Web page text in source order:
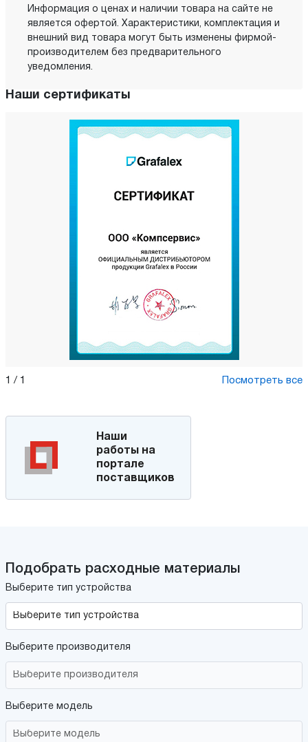
Информация о ценах и наличии товара на сайте не
является офертой. Характеристики, комплектация и
внешний вид товара могут быть изменены фирмой-
производителем без предварительного
уведомления.
Наши сертификаты
1 / 1 Посмотреть все
Наши
работы на
портале
поставщиков
Подобрать расходные материалы
Выберите тип устройства
Выберите производителя
Выберите модель